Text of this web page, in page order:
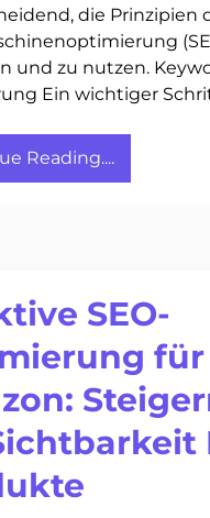
die Prinzipien
und zu nutzen.
Ein wichtiger
Reading....
SEO-
für